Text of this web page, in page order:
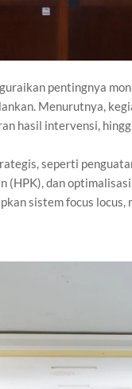
pentingnya
Menurutnya,
hasil intervensi,
seperti
(HPK), dan
sistem focus